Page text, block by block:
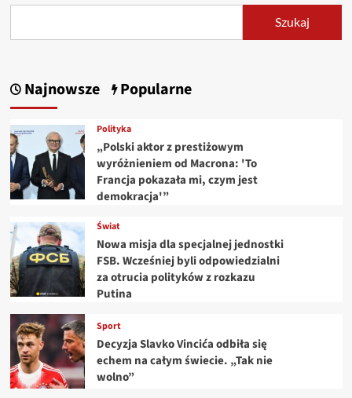
Szukaj
Najnowsze Popularne
Polityka
„Polski aktor z prestiżowym
wyróżnieniem od Macrona: 'To
Francja pokazała mi, czym jest
demokracja'”
Świat
Nowa misja dla specjalnej jednostki
FSB. Wcześniej byli odpowiedzialni
za otrucia polityków z rozkazu
Putina
Sport
Decyzja Slavko Vincića odbiła się
echem na całym świecie. „Tak nie
wolno”